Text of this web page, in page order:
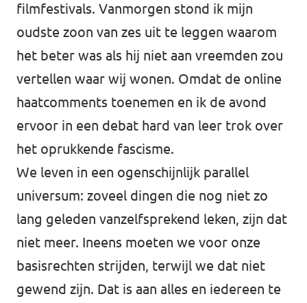
filmfestivals. Vanmorgen stond ik mijn
oudste zoon van zes uit te leggen waarom
het beter was als hij niet aan vreemden zou
vertellen waar wij wonen. Omdat de online
haatcomments toenemen en ik de avond
ervoor in een debat hard van leer trok over
het oprukkende fascisme.
We leven in een ogenschijnlijk parallel
universum: zoveel dingen die nog niet zo
lang geleden vanzelfsprekend leken, zijn dat
niet meer. Ineens moeten we voor onze
basisrechten strijden, terwijl we dat niet
gewend zijn. Dat is aan alles en iedereen te